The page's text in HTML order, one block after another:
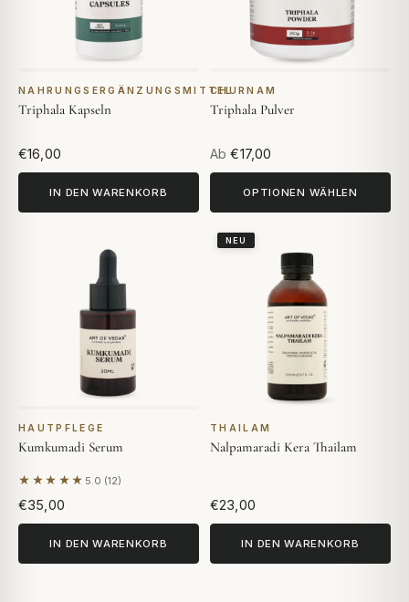
NAHRUNGSERGÄNZUNGSMITTEL
Triphala Kapseln
€16,00
IN DEN WARENKORB
CHURNAM
Triphala Pulver
Ab €17,00
OPTIONEN WÄHLEN
HAUTPFLEGE
Kumkumadi Serum
★★★★★ 5.0 (12)
Basierend auf 12 Bewertungen
€35,00
IN DEN WARENKORB
NEU
THAILAM
Nalpamaradi Kera Thailam
€23,00
IN DEN WARENKORB